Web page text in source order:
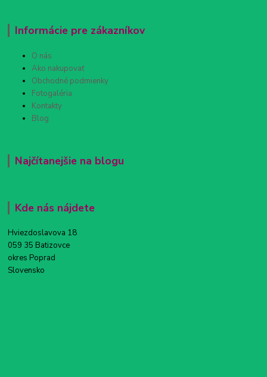
Informácie pre zákazníkov
O nás
Ako nakupovať
Obchodné podmienky
Fotogaléria
Kontakty
Blog
Najčítanejšie na blogu
Kde nás nájdete
Hviezdoslavova 18
059 35 Batizovce
okres Poprad
Slovensko